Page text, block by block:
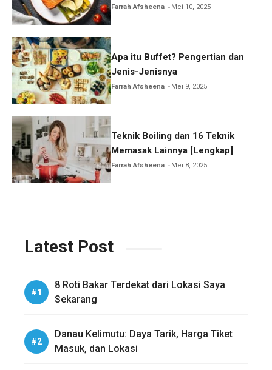
Farrah Afsheena Mei 10, 2025
Apa itu Buffet? Pengertian dan
Jenis-Jenisnya
Farrah Afsheena Mei 9, 2025
Teknik Boiling dan 16 Teknik
Memasak Lainnya [Lengkap]
Farrah Afsheena Mei 8, 2025
Latest Post
8 Roti Bakar Terdekat dari Lokasi Saya
Sekarang
Danau Kelimutu: Daya Tarik, Harga Tiket
Masuk, dan Lokasi